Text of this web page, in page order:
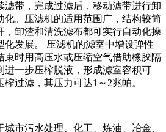
滤带，完成过滤后，移动滤带进行卸
化。压滤机的适用范围广，结构较简
，卸渣和清洗滤布都可实行自动化操
化发展。 压滤机的滤室中增设弹性
束时用高压水或压缩空气借助橡胶隔
进一步压榨脱液，形成滤室容积可
过滤，其压力可达1～2兆帕。
市污水处理、化工、炼油、冶金、